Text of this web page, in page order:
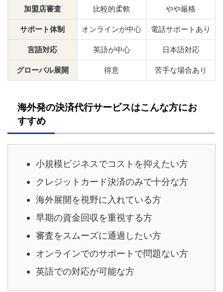
加盟店審査 比較的柔軟 やや厳格
サポート体制 オンラインが中心 電話サポートあり
言語対応 英語が中心 日本語対応
グローバル展開 得意 苦手な場合あり
海外発の決済代行サービスはこんな方にお
すすめ
小規模ビジネスでコストを抑えたい方
クレジットカード決済のみで十分な方
海外展開を視野に入れている方
早期の資金回収を重視する方
審査をスムーズに通過したい方
オンラインでのサポートで問題ない方
英語での対応が可能な方